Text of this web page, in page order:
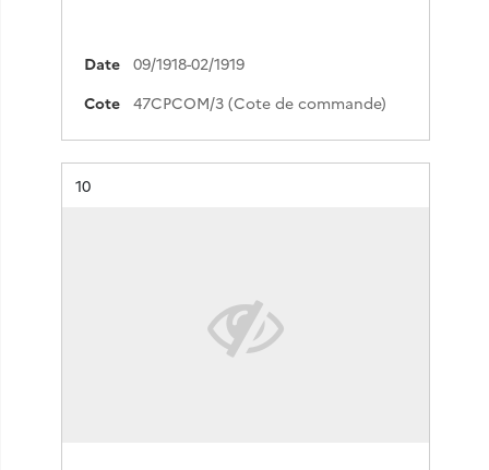
Date
09/1918-02/1919
Cote
47CPCOM/3 (Cote de commande)
Résultat n°
10